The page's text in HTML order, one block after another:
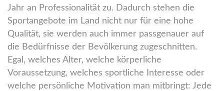
Jahr an Professionalität zu. Dadurch stehen die
Sportangebote im Land nicht nur für eine hohe
Qualität, sie werden auch immer passgenauer auf
die Bedürfnisse der Bevölkerung zugeschnitten.
Egal, welches Alter, welche körperliche
Voraussetzung, welches sportliche Interesse oder
welche persönliche Motivation man mitbringt: Jede